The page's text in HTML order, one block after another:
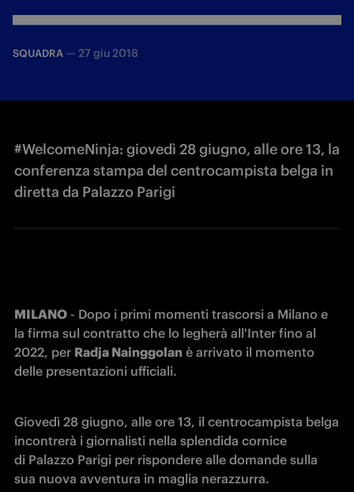
SQUADRA — 27 giu 2018
#WelcomeNinja: giovedì 28 giugno, alle ore 13, la
conferenza stampa del centrocampista belga in
diretta da Palazzo Parigi
MILANO - Dopo i primi momenti trascorsi a Milano e
la firma sul contratto che lo legherà all'Inter fino al
2022, per Radja Nainggolan è arrivato il momento
delle presentazioni ufficiali.
Giovedì 28 giugno, alle ore 13, il centrocampista belga
incontrerà i giornalisti nella splendida cornice
di Palazzo Parigi per rispondere alle domande sulla
sua nuova avventura in maglia nerazzurra.